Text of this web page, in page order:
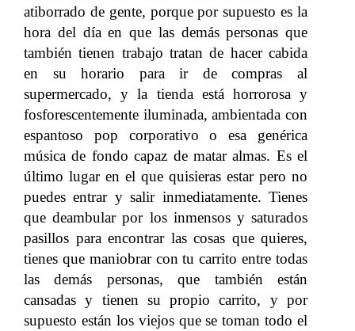
atiborrado de gente, porque por supuesto es la
hora del día en que las demás personas que
también tienen trabajo tratan de hacer cabida
en su horario para ir de compras al
supermercado, y la tienda está horrorosa y
fosforescentemente iluminada, ambientada con
espantoso pop corporativo o esa genérica
música de fondo capaz de matar almas. Es el
último lugar en el que quisieras estar pero no
puedes entrar y salir inmediatamente. Tienes
que deambular por los inmensos y saturados
pasillos para encontrar las cosas que quieres,
tienes que maniobrar con tu carrito entre todas
las demás personas, que también están
cansadas y tienen su propio carrito, y por
supuesto están los viejos que se toman todo el